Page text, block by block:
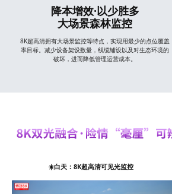
降本增效·以少胜多
大场景森林监控
8K超高清拥有大场景监控等特点，实现用最少的点位覆盖
率目标。减少设备架设数量，线缆铺设以及对生态环境的
破坏，进而降低管理运营成本。
☀️白天：8K超高清可见光监控